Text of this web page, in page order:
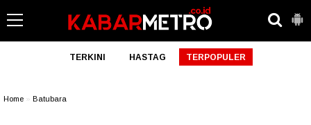
TERKINI HASTAG TERPOPULER
Home Batubara